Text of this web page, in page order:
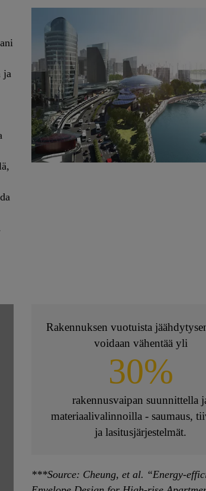
ja
Rakennuksen vuotuista
voidaan vähentää yli
30%
rakennusvaipan suunnittella
materiaalivalinnoilla - saumaus,
ja lasitusjärjestelmät.
***Source: Cheung, et al. “Energy-